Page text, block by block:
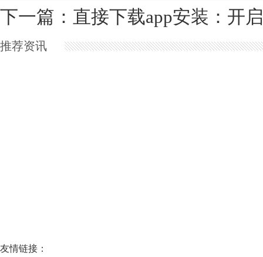
下一篇： 直接下载app安装：开
推荐资讯
友情链接：